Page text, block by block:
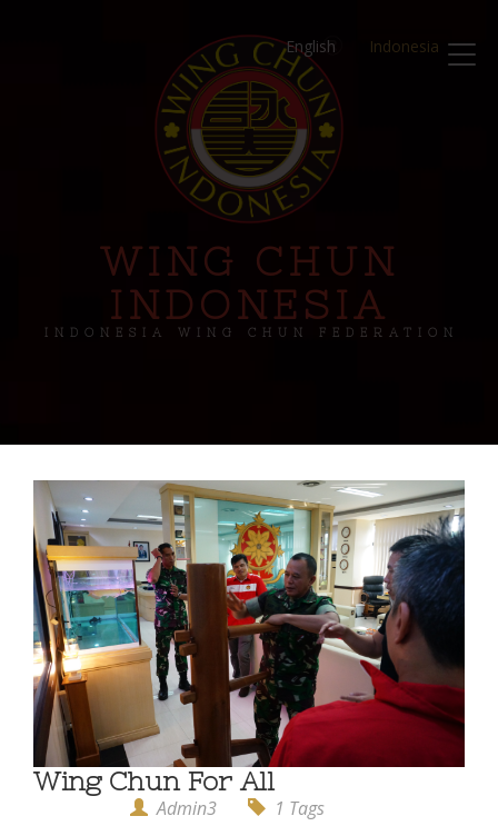
WING CHUN
INDONESIA
INDONESIA WING CHUN FEDERATION
English Indonesia
Wing Chun For All
Admin3 1 Tags